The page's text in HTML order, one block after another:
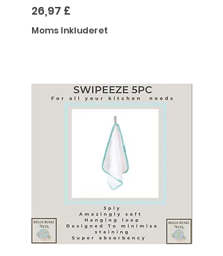
Pris
26,97 £
Moms Inkluderet